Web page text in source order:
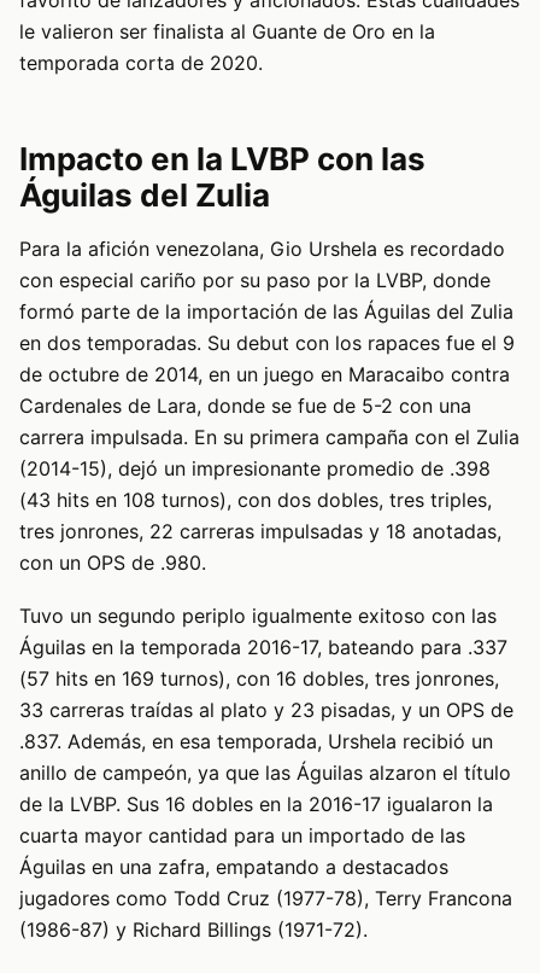
le valieron ser finalista al Guante de Oro en la
temporada corta de 2020.
Impacto en la LVBP con las
Águilas del Zulia
Para la afición venezolana, Gio Urshela es recordado
con especial cariño por su paso por la LVBP, donde
formó parte de la importación de las Águilas del Zulia
en dos temporadas. Su debut con los rapaces fue el 9
de octubre de 2014, en un juego en Maracaibo contra
Cardenales de Lara, donde se fue de 5-2 con una
carrera impulsada. En su primera campaña con el Zulia
(2014-15), dejó un impresionante promedio de .398
(43 hits en 108 turnos), con dos dobles, tres triples,
tres jonrones, 22 carreras impulsadas y 18 anotadas,
con un OPS de .980.
Tuvo un segundo periplo igualmente exitoso con las
Águilas en la temporada 2016-17, bateando para .337
(57 hits en 169 turnos), con 16 dobles, tres jonrones,
33 carreras traídas al plato y 23 pisadas, y un OPS de
.837. Además, en esa temporada, Urshela recibió un
anillo de campeón, ya que las Águilas alzaron el título
de la LVBP. Sus 16 dobles en la 2016-17 igualaron la
cuarta mayor cantidad para un importado de las
Águilas en una zafra, empatando a destacados
jugadores como Todd Cruz (1977-78), Terry Francona
(1986-87) y Richard Billings (1971-72).